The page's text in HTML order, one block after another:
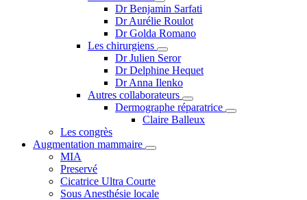
Dr Benjamin Sarfati
Dr Aurélie Roulot
Dr Golda Romano
Les chirurgiens
Dr Julien Seror
Dr Delphine Hequet
Dr Anna Ilenko
Autres collaborateurs
Dermographe réparatrice
Claire Balleux
Les congrès
Augmentation mammaire
MIA
Preservé
Cicatrice Ultra Courte
Sous Anesthésie locale